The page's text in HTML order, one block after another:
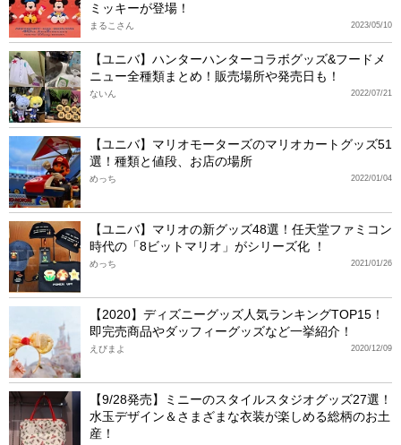
ミッキーが登場！
2023/05/10
まるこさん
【ユニバ】ハンターハンターコラボグッズ&フードメ
ニュー全種類まとめ！販売場所や発売日も！
2022/07/21
ないん
【ユニバ】マリオモーターズのマリオカートグッズ51
選！種類と値段、お店の場所
2022/01/04
めっち
【ユニバ】マリオの新グッズ48選！任天堂ファミコン
時代の「8ビットマリオ」がシリーズ化 ！
2021/01/26
めっち
【2020】ディズニーグッズ人気ランキングTOP15！
即完売商品やダッフィーグッズなど一挙紹介！
2020/12/09
えびまよ
【9/28発売】ミニーのスタイルスタジオグッズ27選！
水玉デザイン＆さまざまな衣装が楽しめる総柄のお土
産！